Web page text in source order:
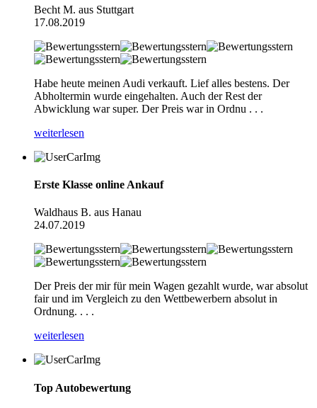
Becht M. aus Stuttgart
17.08.2019
Habe heute meinen Audi verkauft. Lief alles bestens. Der
Abholtermin wurde eingehalten. Auch der Rest der
Abwicklung war super. Der Preis war in Ordnu . . .
weiterlesen
Erste Klasse online Ankauf
Waldhaus B. aus Hanau
24.07.2019
Der Preis der mir für mein Wagen gezahlt wurde, war absolut
fair und im Vergleich zu den Wettbewerbern absolut in
Ordnung. . . .
weiterlesen
Top Autobewertung